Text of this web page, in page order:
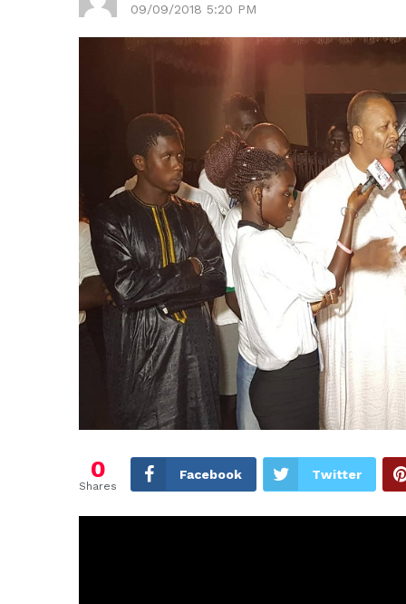
09/09/2018 5:20 PM
0
Shares
Facebook Twitter